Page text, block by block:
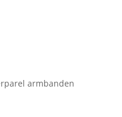
armbanden